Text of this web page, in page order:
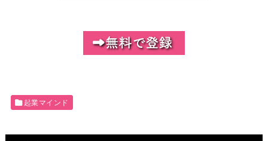
起業マインド